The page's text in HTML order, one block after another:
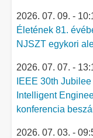
2026. 07. 09. -
Életének 81.
NJSZT egykori
2026. 07. 07. -
IEEE 30th
Intelligent
konferencia
2026. 07. 03. -